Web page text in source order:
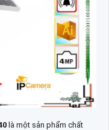
là một sản phẩm chất